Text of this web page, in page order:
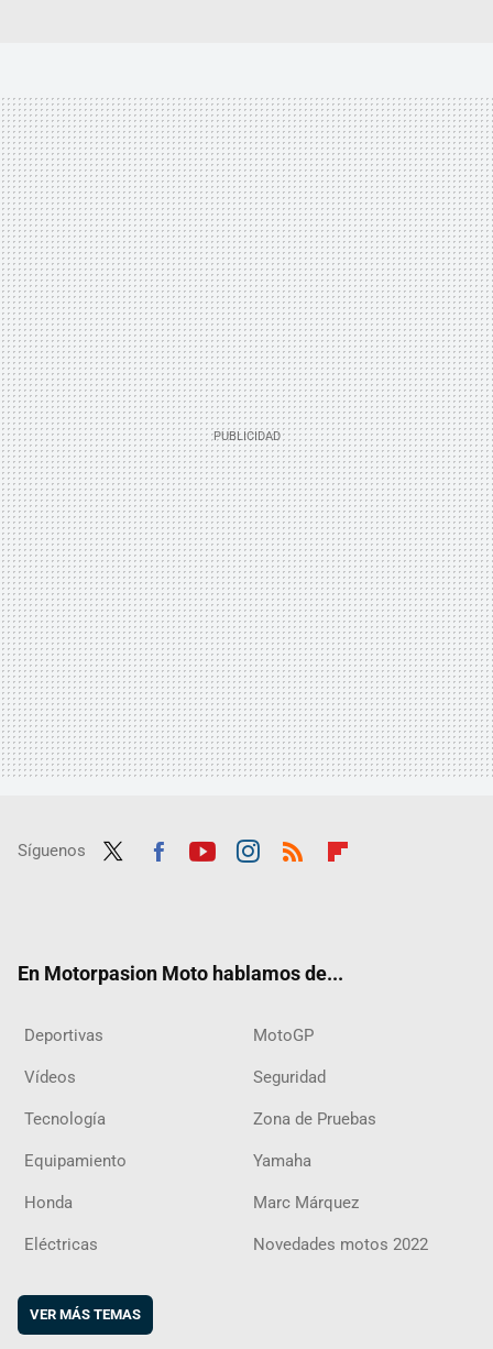
Síguenos
En Motorpasion Moto hablamos de...
Deportivas MotoGP
Vídeos Seguridad
Tecnología Zona de Pruebas
Equipamiento Yamaha
Honda Marc Márquez
Eléctricas Novedades motos 2022
VER MÁS TEMAS